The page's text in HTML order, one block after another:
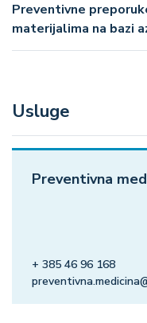
Preventivne
materijalima na bazi
Usluge
Preventivna
+ 385 46 96 168